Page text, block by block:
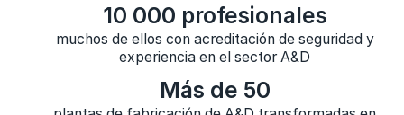
10 000 profesionales
muchos de ellos con acreditación de seguridad y
experiencia en el sector A&D
Más de 50